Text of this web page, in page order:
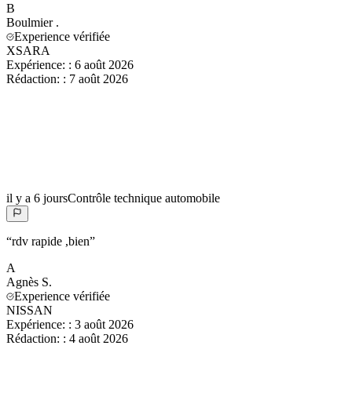
B
Boulmier .
Experience vérifiée
XSARA
Expérience: : 6 août 2026
Rédaction: : 7 août 2026
il y a 6 joursContrôle technique automobile
“rdv rapide ,bien”
A
Agnès S.
Experience vérifiée
NISSAN
Expérience: : 3 août 2026
Rédaction: : 4 août 2026